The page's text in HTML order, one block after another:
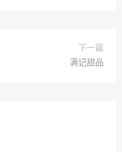
下一篇
满记甜品